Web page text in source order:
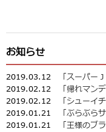
お知らせ
2019.03.12
「スーパー
2019.02.12
「帰れマン
2019.02.12
「シューイ
2019.01.21
「ぶらぶら
2019.01.21
「王様のブ